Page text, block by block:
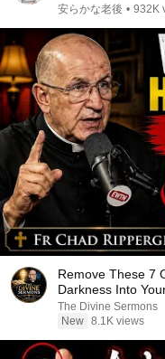
安らかな老後 • 932K
Remove These 7
Darkness Into
The Divine Sermons
New 8.1K views